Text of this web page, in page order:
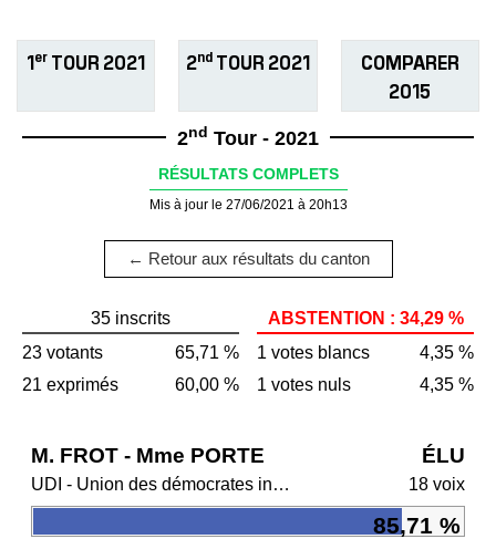
1er TOUR 2021 2ndTOUR 2021
COMPARER
2015
2nd Tour - 2021
RÉSULTATS COMPLETS
Mis à jour le 27/06/2021 à 20h13
← Retour aux résultats du canton
35 inscrits
23 votants
65,71 %
21 exprimés
60,00 %
ABSTENTION : 34,29 %
1 votes blancs
4,35 %
1 votes nuls
4,35 %
M. FROT - Mme PORTE ÉLU
UDI - Union des démocrates indépendants 18 voix
85,71 %